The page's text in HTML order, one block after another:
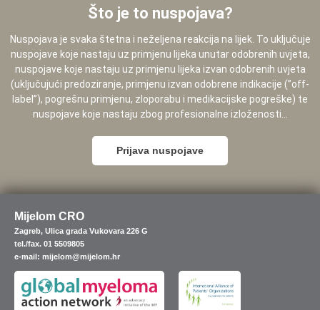
Što je to nuspojava?
Nuspojava je svaka štetna i neželjena reakcija na lijek. To uključuje
nuspojave koje nastaju uz primjenu lijeka unutar odobrenih uvjeta,
nuspojave koje nastaju uz primjenu lijeka izvan odobrenih uvjeta
(uključujući predoziranje, primjenu izvan odobrene indikacije (”off-
label”), pogrešnu primjenu, zloporabu i medikacijske pogreške) te
nuspojave koje nastaju zbog profesionalne izloženosti...
Prijava nuspojave
Mijelom CRO
Zagreb, Ulica grada Vukovara 226 G
tel./fax. 01 5509805
e-mail: mijelom@mijelom.hr